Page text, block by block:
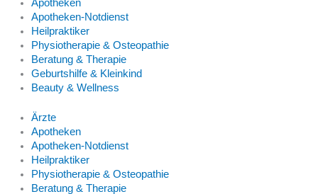
Apotheken
Apotheken-Notdienst
Heilpraktiker
Physiotherapie & Osteopathie
Beratung & Therapie
Geburtshilfe & Kleinkind
Beauty & Wellness
Ärzte
Apotheken
Apotheken-Notdienst
Heilpraktiker
Physiotherapie & Osteopathie
Beratung & Therapie